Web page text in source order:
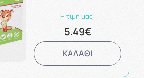
Η τιμή μας:
5.49€
ΚΑΛΑΘΙ